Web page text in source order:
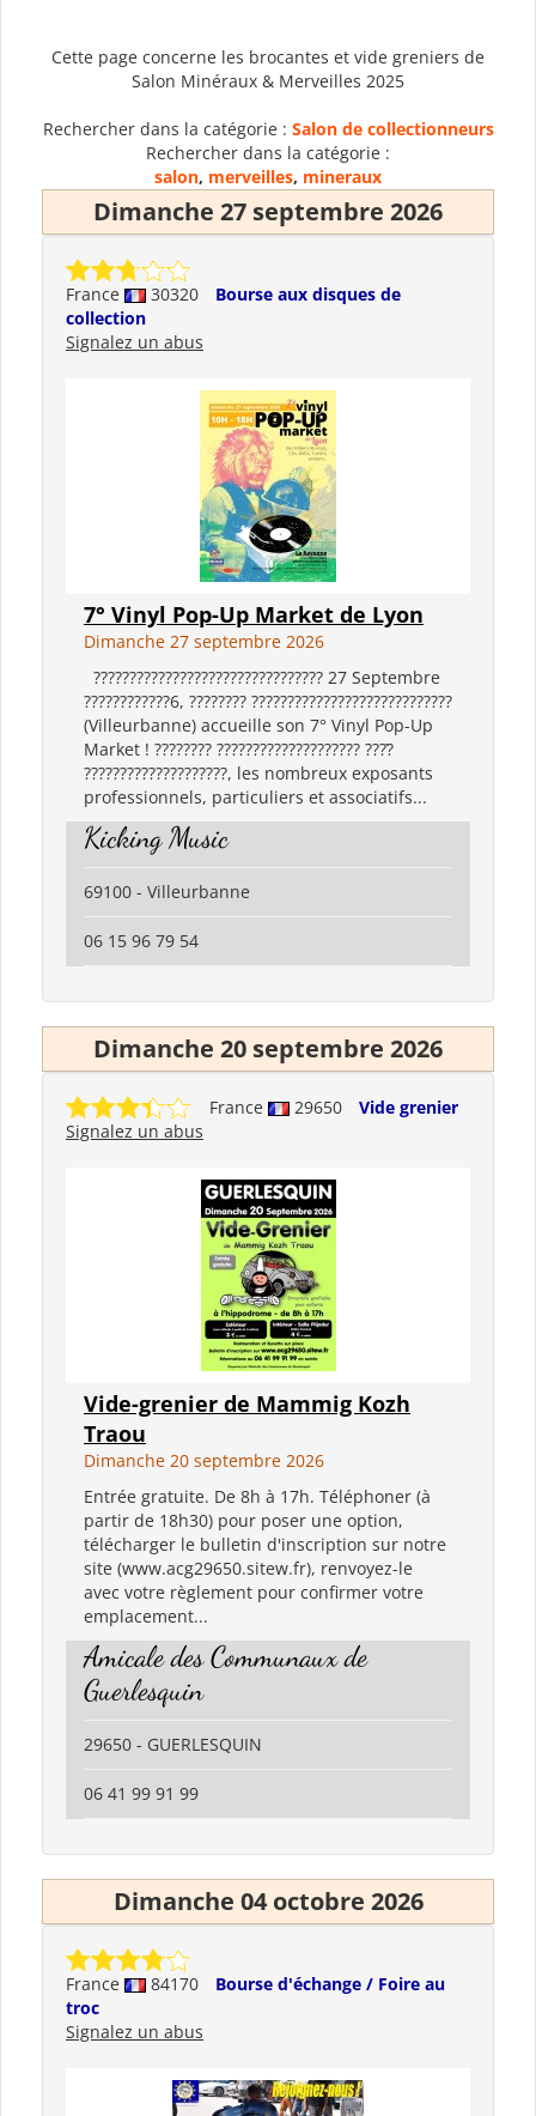
Cette page concerne les brocantes et vide greniers de
Salon Minéraux & Merveilles 2025
Rechercher dans la catégorie : Salon de collectionneurs
Rechercher dans la catégorie :
salon, merveilles, mineraux
Dimanche 27 septembre 2026
France 30320
Bourse aux disques de
collection
Signalez un abus
7° Vinyl Pop-Up Market de Lyon
Dimanche 27 septembre 2026
???????????????????????????????? 27 Septembre
????????????6, ???????? ????????????????????????????
(Villeurbanne) accueille son 7° Vinyl Pop-Up
Market ! ???????? ???????????????????? ????̀
????????????????????, les nombreux exposants
professionnels, particuliers et associatifs...
Kicking Music
69100 - Villeurbanne
06 15 96 79 54
Dimanche 20 septembre 2026
France 29650
Vide grenier
Signalez un abus
Vide-grenier de Mammig Kozh
Traou
Dimanche 20 septembre 2026
Entrée gratuite. De 8h à 17h. Téléphoner (à
partir de 18h30) pour poser une option,
télécharger le bulletin d'inscription sur notre
site (www.acg29650.sitew.fr), renvoyez-le
avec votre règlement pour confirmer votre
emplacement...
Amicale des Communaux de
Guerlesquin
29650 - GUERLESQUIN
06 41 99 91 99
Dimanche 04 octobre 2026
France 84170
Bourse d'échange / Foire au
troc
Signalez un abus